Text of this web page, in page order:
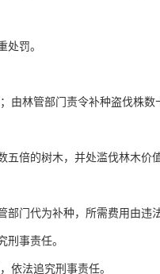
罚。
林管部门责令补种盗伐株数
的树木，并处滥伐林木价值
门代为补种，所需费用由违法
事责任。
法追究刑事责任。